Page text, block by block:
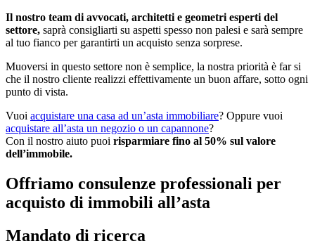
Il nostro team di avvocati, architetti e geometri esperti del
settore, saprà consigliarti su aspetti spesso non palesi e sarà sempre
al tuo fianco per garantirti un acquisto senza sorprese.
Muoversi in questo settore non è semplice, la nostra priorità è far si
che il nostro cliente realizzi effettivamente un buon affare, sotto ogni
punto di vista.
Vuoi acquistare una casa ad un’asta immobiliare? Oppure vuoi
acquistare all’asta un negozio o un capannone?
Con il nostro aiuto puoi risparmiare fino al 50% sul valore
dell’immobile.
Offriamo consulenze professionali per
acquisto di immobili all’asta
Mandato di ricerca